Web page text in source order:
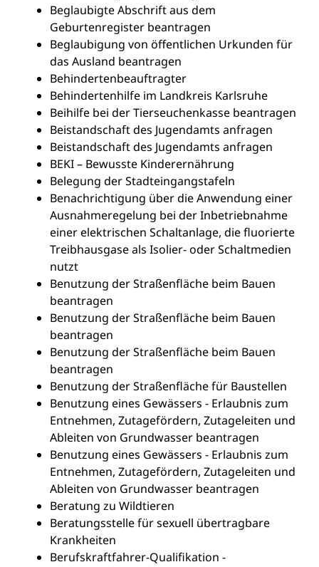
Beglaubigte Abschrift aus dem
Geburtenregister beantragen
Beglaubigung von öffentlichen Urkunden für
das Ausland beantragen
Behindertenbeauftragter
Behindertenhilfe im Landkreis Karlsruhe
Beihilfe bei der Tierseuchenkasse beantragen
Beistandschaft des Jugendamts anfragen
Beistandschaft des Jugendamts anfragen
BEKI – Bewusste Kinderernährung
Belegung der Stadteingangstafeln
Benachrichtigung über die Anwendung einer
Ausnahmeregelung bei der Inbetriebnahme
einer elektrischen Schaltanlage, die fluorierte
Treibhausgase als Isolier- oder Schaltmedien
nutzt
Benutzung der Straßenfläche beim Bauen
beantragen
Benutzung der Straßenfläche beim Bauen
beantragen
Benutzung der Straßenfläche beim Bauen
beantragen
Benutzung der Straßenfläche für Baustellen
Benutzung eines Gewässers - Erlaubnis zum
Entnehmen, Zutagefördern, Zutageleiten und
Ableiten von Grundwasser beantragen
Benutzung eines Gewässers - Erlaubnis zum
Entnehmen, Zutagefördern, Zutageleiten und
Ableiten von Grundwasser beantragen
Beratung zu Wildtieren
Beratungsstelle für sexuell übertragbare
Krankheiten
Berufskraftfahrer-Qualifikation -